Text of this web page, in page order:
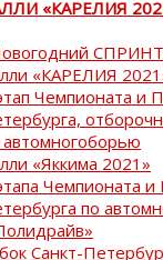
«КАРЕЛИЯ
«КАРЕЛИЯ
Чемпионата и
автомногоборью
«Яккима 2021»
Чемпионата и
по
Санкт-